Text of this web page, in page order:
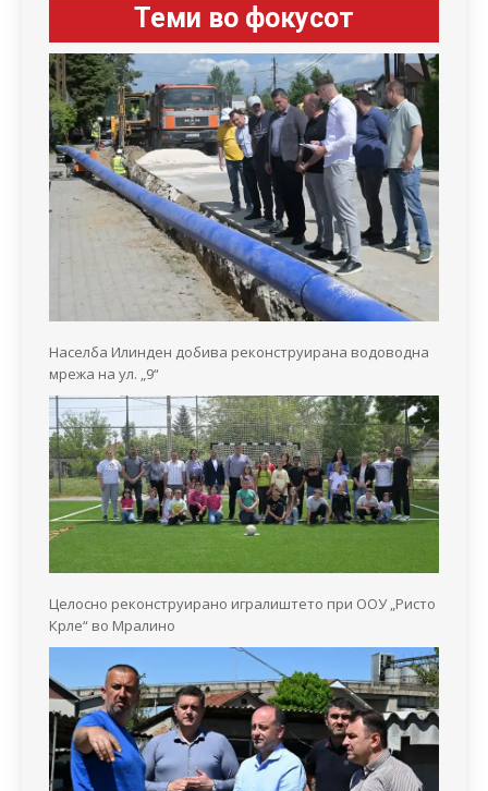
Теми во фокусот
Населба Илинден добива реконструирана водоводна
мрежа на ул. „9“
Целосно реконструирано игралиштето при ООУ „Ристо
Крле“ во Мралино